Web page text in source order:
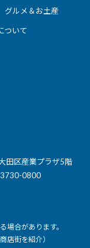
グルメ＆お土産
ついて
田区産業プラザ5階
0800
場合があります。
店街を紹介）